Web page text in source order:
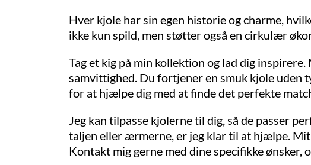
Hver kjole har sin egen historie og charme,
ikke kun spild, men støtter også en cirkulær
Tag et kig på min kollektion og lad dig
samvittighed. Du fortjener en smuk kjole uden
for at hjælpe dig med at finde det perfekte
Jeg kan tilpasse kjolerne til dig, så de passer
taljen eller ærmerne, er jeg klar til at hjælpe.
Kontakt mig gerne med dine specifikke ønsker,